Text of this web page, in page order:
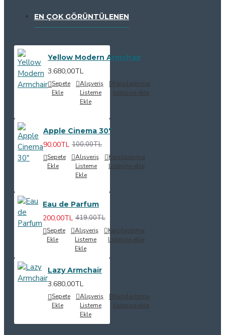
EN ÇOK GÖRÜNTÜLENEN
Yellow Modern Armchair
3.680,00TL
Sepete
Ekle
Alışveriş
Listeme
Ekle
Karşılaştırma
listesine ekle
Apple Cinema 30"
90,00TL 100,00TL
Sepete
Ekle
Alışveriş
Listeme
Ekle
Karşılaştırma
listesine ekle
Eau de Parfum
200,00TL 419,00TL
Sepete
Ekle
Alışveriş
Listeme
Ekle
Karşılaştırma
listesine ekle
Lazy Armchair
3.680,00TL
Sepete
Ekle
Alışveriş
Listeme
Ekle
Karşılaştırma
listesine ekle